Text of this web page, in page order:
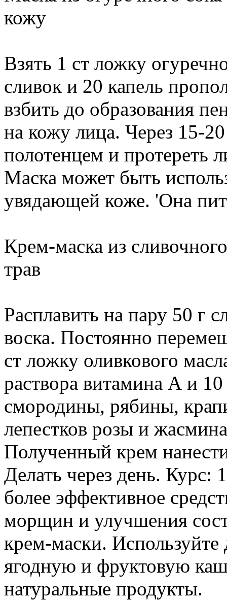
кожу
Взять 1 ст ложку
сливок и 20 капель
взбить до образования
на кожу лица. Через 15-
полотенцем и протереть
Маска может быть
увядающей коже. 'Она
Крем-маска из
трав
Расплавить на пару 50 г
воска. Постоянно
ст ложку оливкового
раствора витамина А и
смородины, рябины,
лепестков розы и
Полученный крем
Делать через день. Курс:
более эффективное
морщин и улучшения
крем-маски.
ягодную и фруктовую
натуральные продукты.